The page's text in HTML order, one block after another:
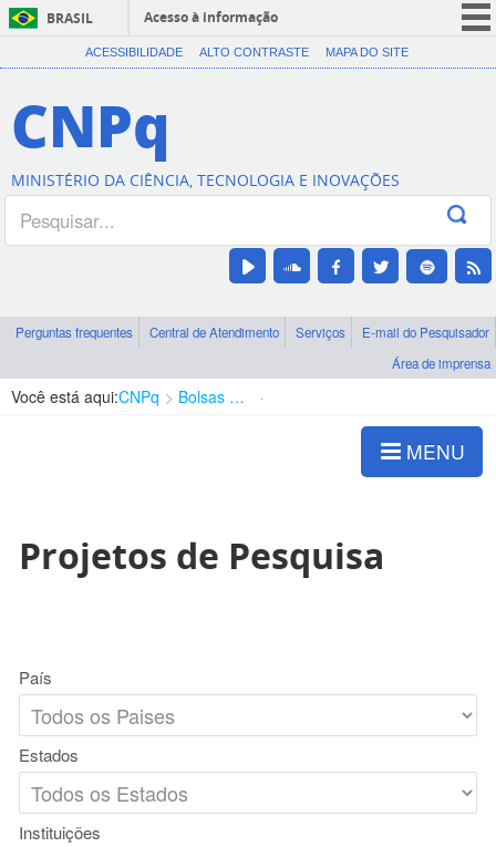
BRASIL
Acesso à informação
CORONAVÍRUS (COVID-19)
Canais
ACESSIBILIDADE ALTO CONTRASTE MAPA DO SITE
CNPq
MINISTÉRIO DA CIÊNCIA, TECNOLOGIA E INOVAÇÕES
Perguntas frequentes Central de Atendimento Serviços
E-mail do Pesquisador
Área de imprensa
Você está aqui:CNPq Bolsas e Auxílios Vigentes
MENU
Projetos de Pesquisa
País
Estados
Instituições